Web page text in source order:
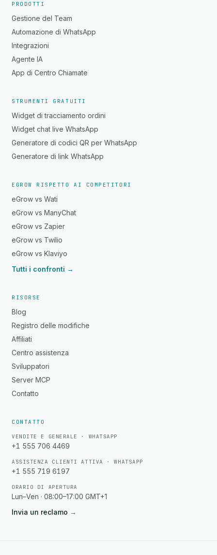
PRODOTTI
Gestione del Team
Automazione di WhatsApp
Integrazioni
Agente IA
App di Centro Chiamate
STRUMENTI GRATUITI
Widget di tracciamento ordini
Widget chat live WhatsApp
Generatore di codici QR per WhatsApp
Generatore di link WhatsApp
EGROW RISPETTO AI COMPETITORI
eGrow vs Wati
eGrow vs ManyChat
eGrow vs Zapier
eGrow vs Twilio
eGrow vs Klaviyo
Tutti i confronti →
RISORSE
Blog
Registro delle modifiche
Affiliati
Centro assistenza
Sviluppatori
Server MCP
Contatto
CONTATTO
VENDITE E GENERALE · WHATSAPP
+1 555 706 4469
ASSISTENZA CLIENTI ATTIVA · WHATSAPP
+1 555 719 6197
ORARIO DI APERTURA
Lun–Ven · 08:00–17:00 GMT+1
Invia un reclamo →